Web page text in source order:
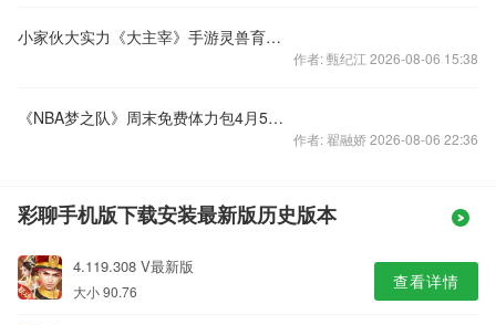
小家伙大实力《大主宰》手游灵兽育成玩法
作者: 甄纪江 2026-08-06 15:38
《NBA梦之队》周末免费体力包4月5日天梯赛送RP&喇叭
作者: 翟融娇 2026-08-06 22:36
彩聊手机版下载安装最新版历史版本
4.119.308 V最新版
大小 90.76 查看详情